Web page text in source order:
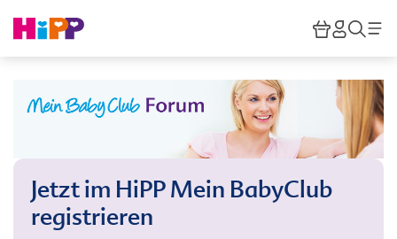
HiPP
Jetzt im HiPP Mein BabyClub
registrieren